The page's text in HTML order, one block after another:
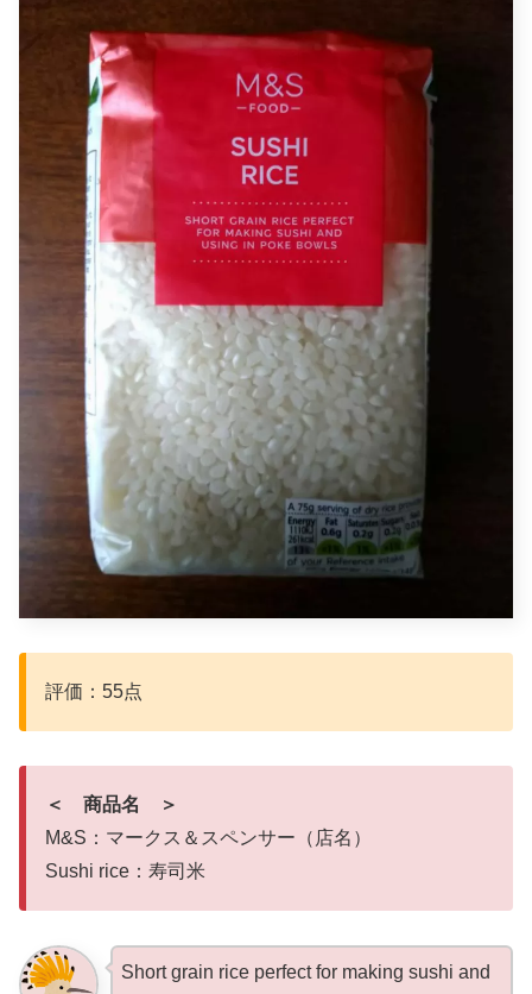
評価：55点
＜ 商品名 ＞
M&S：マークス＆スペンサー（店名）
Sushi rice：寿司米
Short grain rice perfect for making sushi and